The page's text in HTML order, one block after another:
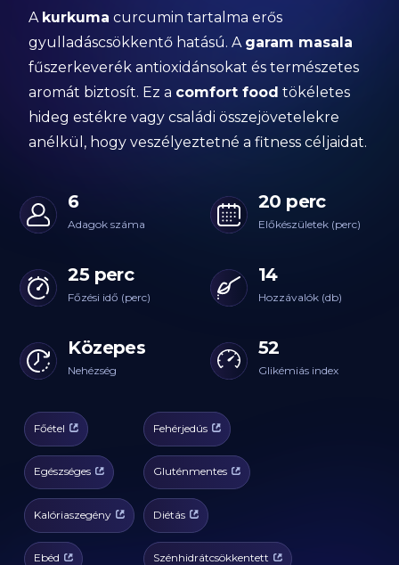
A kurkuma curcumin tartalma erős
gyulladáscsökkentő hatású. A garam masala
fűszerkeverék antioxidánsokat és természetes
aromát biztosít. Ez a comfort food tökéletes
hideg estékre vagy családi összejövetelekre
anélkül, hogy veszélyeztetné a fitness céljaidat.
6
Adagok száma
20 perc
Előkészületek (perc)
25 perc
Főzési idő (perc)
14
Hozzávalók (db)
Közepes
Nehézség
52
Glikémiás index
Főétel Fehérjedús
Egészséges Gluténmentes
Kalóriaszegény Diétás
Ebéd Szénhidrátcsökkentett